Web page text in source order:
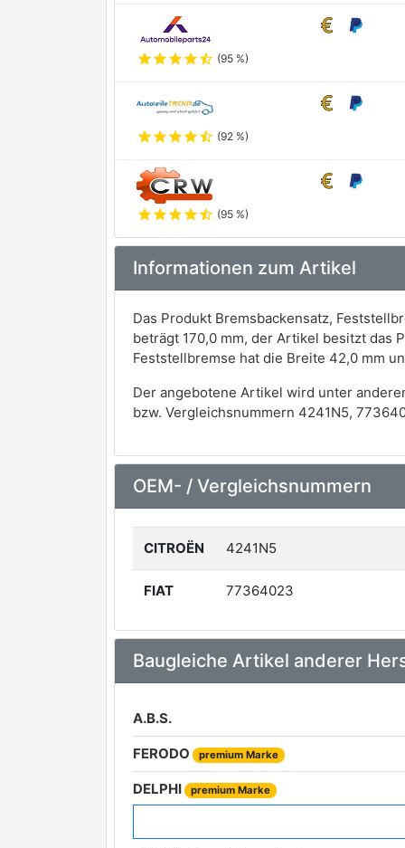
starstarstarstarstar_half (95 %)
starstarstarstarstar_half (92 %)
starstarstarstarstar_half (95 %)
Informationen zum Artikel
Das Produkt Bremsbackensatz,
beträgt 170,0 mm, der Artikel besitzt das
Feststellbremse hat die Breite 42,0 mm
Der angebotene Artikel wird unter
bzw. Vergleichsnummern 4241N5,
OEM- / Vergleichsnummern
CITROËN 4241N5
FIAT 77364023
Baugleiche Artikel anderer
A.B.S.
FERODO premium Marke
DELPHI premium Marke